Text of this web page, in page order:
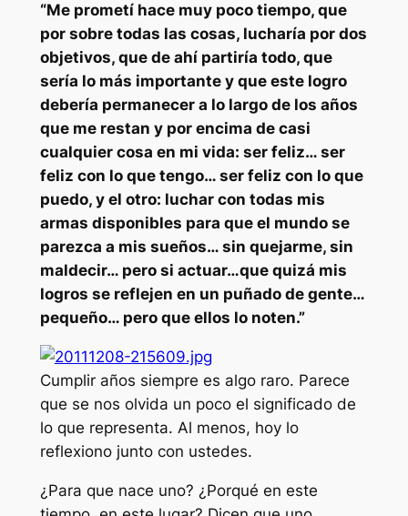
“Me prometí hace muy poco tiempo, que
por sobre todas las cosas, lucharía por dos
objetivos, que de ahí partiría todo, que
sería lo más importante y que este logro
debería permanecer a lo largo de los años
que me restan y por encima de casi
cualquier cosa en mi vida: ser feliz… ser
feliz con lo que tengo… ser feliz con lo que
puedo, y el otro: luchar con todas mis
armas disponibles para que el mundo se
parezca a mis sueños… sin quejarme, sin
maldecir… pero si actuar…que quizá mis
logros se reflejen en un puñado de gente…
pequeño… pero que ellos lo noten.”
Cumplir años siempre es algo raro. Parece
que se nos olvida un poco el significado de
lo que representa. Al menos, hoy lo
reflexiono junto con ustedes.
¿Para que nace uno? ¿Porqué en este